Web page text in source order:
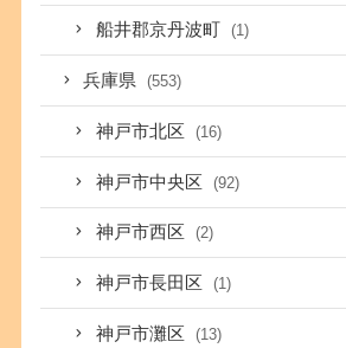
船井郡京丹波町 (1)
兵庫県 (553)
神戸市北区 (16)
神戸市中央区 (92)
神戸市西区 (2)
神戸市長田区 (1)
神戸市灘区 (13)